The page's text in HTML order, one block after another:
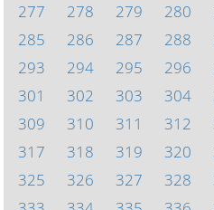
277
278 279 280
285
286 287 288
293
294 295 296
301
302 303 304
309
310 311 312
317
318 319 320
325
326 327 328